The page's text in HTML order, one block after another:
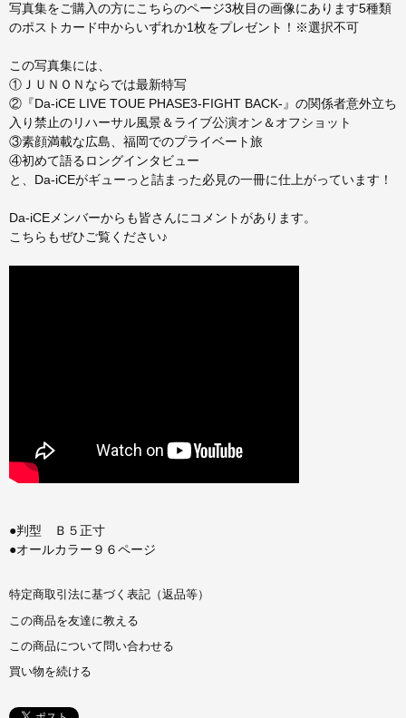
写真集をご購入の方にこちらのページ3枚目の画像にあります5種類
のポストカード中からいずれか1枚をプレゼント！※選択不可
この写真集には、
①ＪＵＮＯＮならでは最新特写
②『Da-iCE LIVE TOUE PHASE3-FIGHT BACK-』の関係者意外立ち
入り禁止のリハーサル風景＆ライブ公演オン＆オフショット
③素顔満載な広島、福岡でのプライベート旅
④初めて語るロングインタビュー
と、Da-iCEがギューっと詰まった必見の一冊に仕上がっています！
Da-iCEメンバーからも皆さんにコメントがあります。
こちらもぜひご覧ください♪
●判型 Ｂ５正寸
●オールカラー９６ページ
特定商取引法に基づく表記（返品等）
この商品を友達に教える
この商品について問い合わせる
買い物を続ける